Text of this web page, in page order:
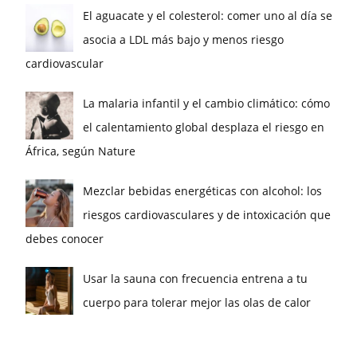
El aguacate y el colesterol: comer uno al día se
asocia a LDL más bajo y menos riesgo
cardiovascular
La malaria infantil y el cambio climático: cómo
el calentamiento global desplaza el riesgo en
África, según Nature
Mezclar bebidas energéticas con alcohol: los
riesgos cardiovasculares y de intoxicación que
debes conocer
Usar la sauna con frecuencia entrena a tu
cuerpo para tolerar mejor las olas de calor